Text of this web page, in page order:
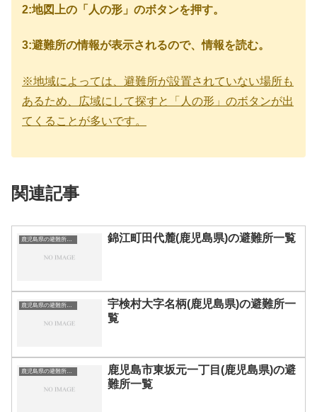
2:地図上の「人の形」のボタンを押す。
3:避難所の情報が表示されるので、情報を読む。
※地域によっては、避難所が設置されていない場所も
あるため、広域にして探すと「人の形」のボタンが出
てくることが多いです。
関連記事
鹿児島県の避難所一覧 錦江町田代麓(鹿児島県)の避難所一覧
鹿児島県の避難所一覧
宇検村大字名柄(鹿児島県)の避難所一
覧
鹿児島県の避難所一覧
鹿児島市東坂元一丁目(鹿児島県)の避
難所一覧